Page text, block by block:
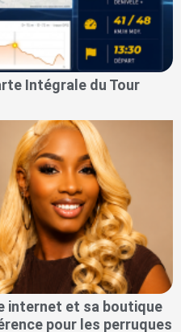
Intégrale du Tour
internet et sa boutique
pour les perruques